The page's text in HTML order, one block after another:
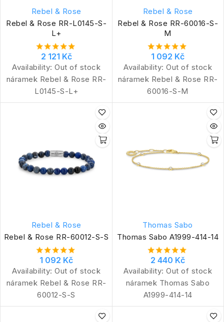
Rebel & Rose
Rebel & Rose RR-L0145-S-
L+
2 121 Kč
Availability: Out of stock
náramek Rebel & Rose RR-
L0145-S-L+
Rebel & Rose
Rebel & Rose RR-60016-S-
M
1 092 Kč
Availability: Out of stock
náramek Rebel & Rose RR-
60016-S-M
Rebel & Rose
Rebel & Rose RR-60012-S-S
1 092 Kč
Availability: Out of stock
náramek Rebel & Rose RR-
60012-S-S
Thomas Sabo
Thomas Sabo A1999-414-14
2 440 Kč
Availability: Out of stock
náramek Thomas Sabo
A1999-414-14